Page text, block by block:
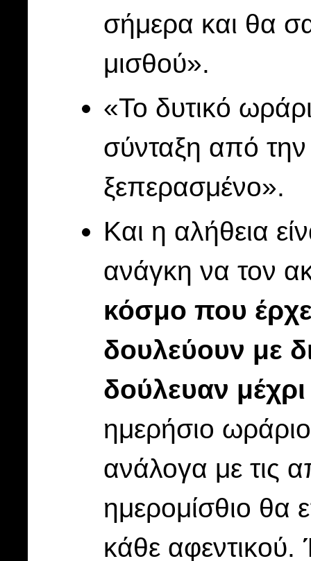
σήμερα και θα
μισθού».
«Το δυτικό
σύνταξη από την
ξεπερασμένο».
Και η αλήθεια
ανάγκη να τον
κόσμο που
δουλεύουν με
δούλευαν
ημερήσιο
ανάλογα με τις
ημερομίσθιο θα
κάθε αφεντικού.